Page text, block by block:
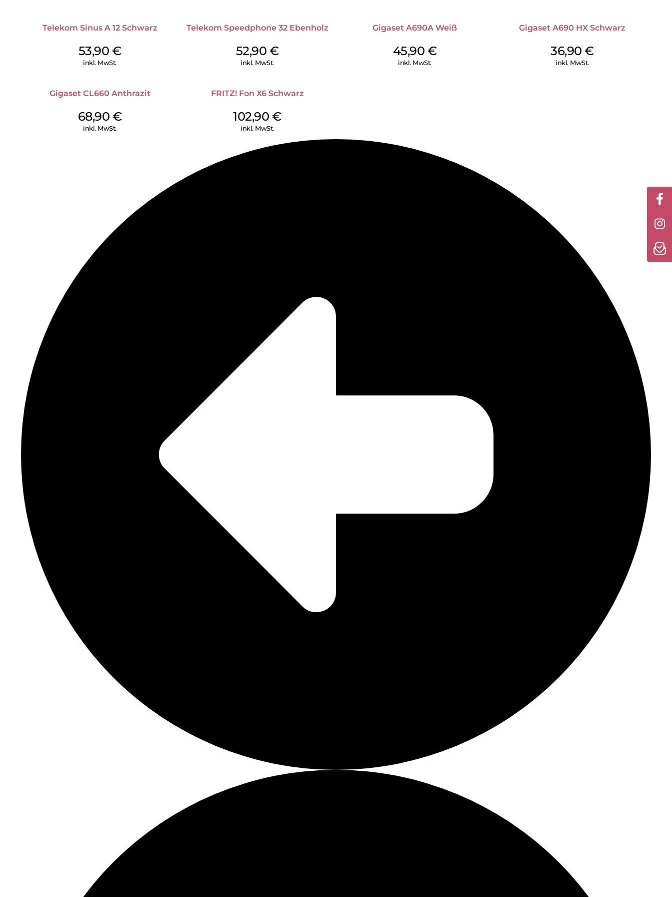
Basis und Mobilteil an. Je kleiner der Abstand zur Basis ist, desto geringer ist die
Telekom Sinus A 12 Schwarz
53,90 €
inkl. MwSt.
Telekom Speedphone 32 Ebenholz
52,90 €
inkl. MwSt.
Gigaset A690A Weiß
45,90 €
inkl. MwSt.
Gigaset A690 HX Schwarz
36,90€
inkl. MwSt.
Gigaset CL660 Anthrazit
68,90 €
inkl. MwSt.
FRITZ! Fon X6 Schwarz
102,90€
inkl. MwSt.